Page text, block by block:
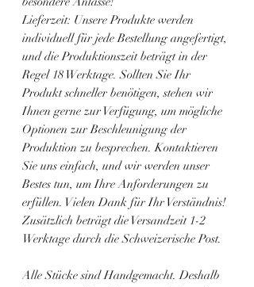
Lieferzeit: Unsere Produkte werden
individuell für jede Bestellung angefertigt,
und die Produktionszeit beträgt in der
Regel 18 Werktage. Sollten Sie Ihr
Produkt schneller benötigen, stehen wir
Ihnen gerne zur Verfügung, um mögliche
Optionen zur Beschleunigung der
Produktion zu besprechen. Kontaktieren
Sie uns einfach, und wir werden unser
Bestes tun, um Ihre Anforderungen zu
erfüllen. Vielen Dank für Ihr Verständnis!
Zusätzlich beträgt die Versandzeit 1-2
Werktage durch die Schweizerische Post.
Alle Stücke sind Handgemacht. Deshalb